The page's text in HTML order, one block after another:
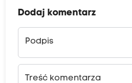
Dodaj komentarz
Podpis
Treść komentarza